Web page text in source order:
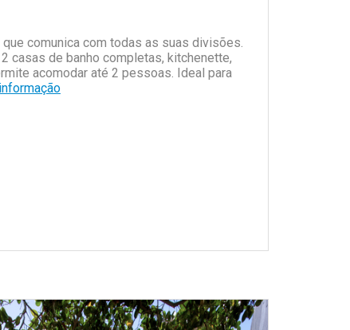
comunica com todas as suas divisões.
casas de banho completas, kitchenette,
acomodar até 2 pessoas. Ideal para